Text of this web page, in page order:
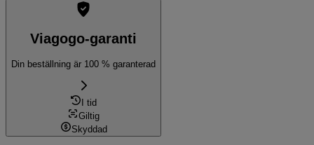
Viagogo-garanti
Din beställning är 100 % garanterad
I tid
Giltig
Skyddad